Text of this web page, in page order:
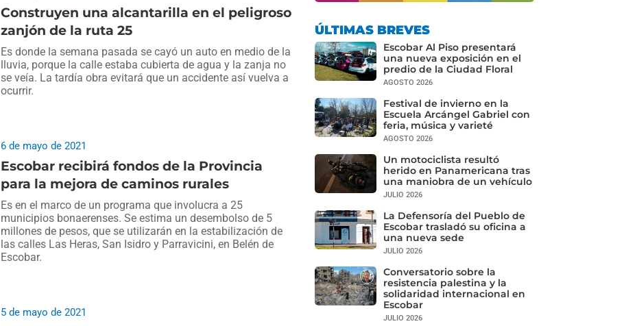
Construyen una alcantarilla en el peligroso
zanjón de la ruta 25
Es donde la semana pasada se cayó un auto en medio de la
lluvia, porque la calle estaba cubierta de agua y la zanja no
se veía. La tardía obra evitará que un accidente así vuelva a
ocurrir.
Escobar recibirá fondos de la Provincia
para la mejora de caminos rurales
6 de mayo de 2021
Es en el marco de un programa que involucra a 25
municipios bonaerenses. Se estima un desembolso de 5
millones de pesos, que se utilizarán en la estabilización de
las calles Las Heras, San Isidro y Parravicini, en Belén de
Escobar.
5 de mayo de 2021
ÚLTIMAS BREVES
Escobar Al Piso presentará
una nueva exposición en el
predio de la Ciudad Floral
AGOSTO 2026
Festival de invierno en la
Escuela Arcángel Gabriel con
feria, música y varieté
AGOSTO 2026
Un motociclista resultó
herido en Panamericana tras
una maniobra de un vehículo
JULIO 2026
La Defensoría del Pueblo de
Escobar trasladó su oficina a
una nueva sede
JULIO 2026
Conversatorio sobre la
resistencia palestina y la
solidaridad internacional en
Escobar
JULIO 2026